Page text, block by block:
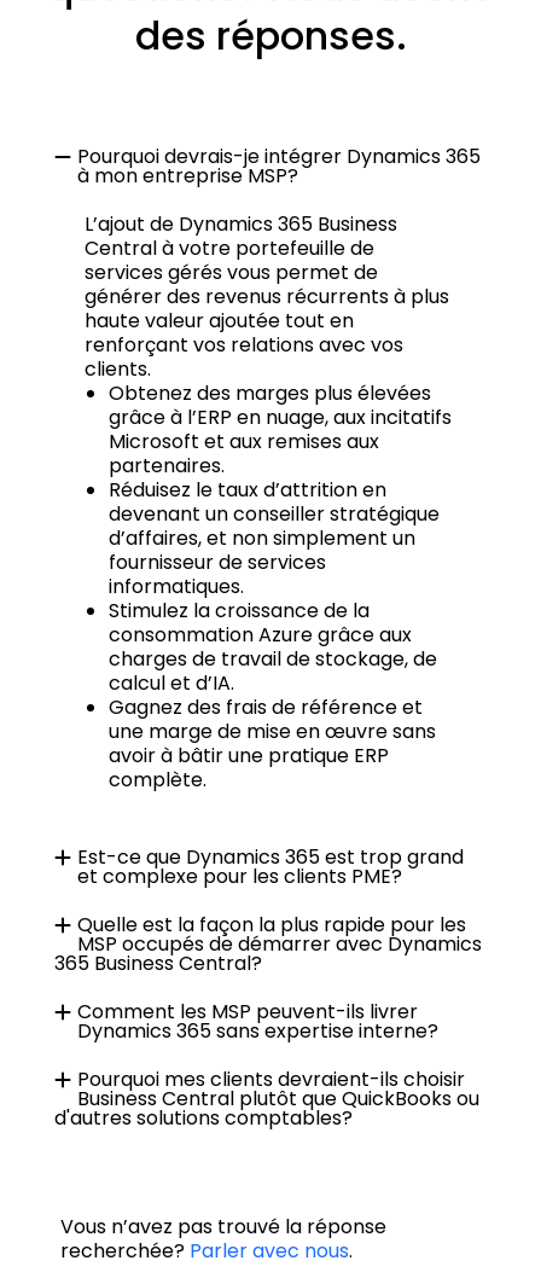
des réponses.
Pourquoi devrais-je intégrer Dynamics 365
à mon entreprise MSP?
L’ajout de Dynamics 365 Business
Central à votre portefeuille de
services gérés vous permet de
générer des revenus récurrents à plus
haute valeur ajoutée tout en
renforçant vos relations avec vos
clients.
Obtenez des marges plus élevées
grâce à l’ERP en nuage, aux incitatifs
Microsoft et aux remises aux
partenaires.
Réduisez le taux d’attrition en
devenant un conseiller stratégique
d’affaires, et non simplement un
fournisseur de services
informatiques.
Stimulez la croissance de la
consommation Azure grâce aux
charges de travail de stockage, de
calcul et d’IA.
Gagnez des frais de référence et
une marge de mise en œuvre sans
avoir à bâtir une pratique ERP
complète.
Est-ce que Dynamics 365 est trop grand
et complexe pour les clients PME?
Quelle est la façon la plus rapide pour les
MSP occupés de démarrer avec Dynamics
365 Business Central?
Comment les MSP peuvent-ils livrer
Dynamics 365 sans expertise interne?
Pourquoi mes clients devraient-ils choisir
Business Central plutôt que QuickBooks ou
d'autres solutions comptables?
Vous n’avez pas trouvé la réponse
recherchée? Parler avec nous.